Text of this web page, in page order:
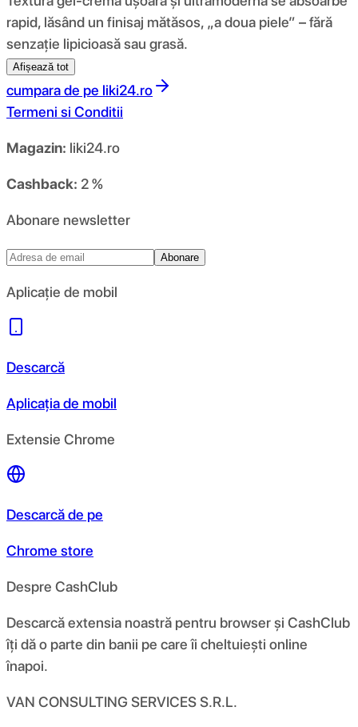
rapid, lăsând un finisaj mătăsos, „a doua piele” – fără
senzație lipicioasă sau grasă.
Afișează tot
cumpara de pe liki24.ro
Termeni si Conditii
Magazin: liki24.ro
Cashback: 2 %
Abonare newsletter
Abonare
Aplicație de mobil
Descarcă
Aplicația de mobil
Extensie Chrome
Descarcă de pe
Chrome store
Despre CashClub
Descarcă extensia noastră pentru browser și CashClub
îți dă o parte din banii pe care îi cheltuiești online
înapoi.
VAN CONSULTING SERVICES S.R.L.